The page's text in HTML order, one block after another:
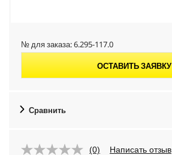
№ для заказа:6.295-117.0
ОСТАВИТЬ ЗАЯВКУ
Сравнить
(0) Написать отзыв